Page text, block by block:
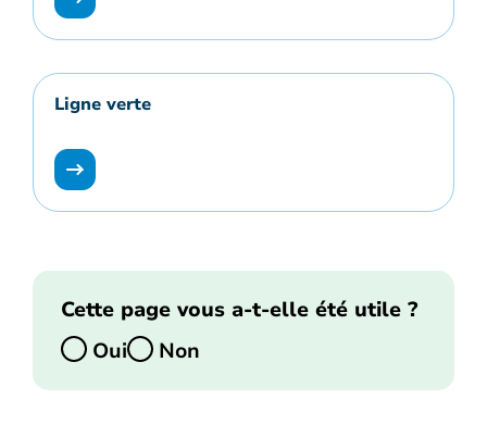
Ligne verte
Cette page vous a-t-elle été utile ?
Oui
Non